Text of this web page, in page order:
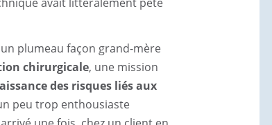
plumeau façon grand-mère
chirurgicale, une mission
des risques liés aux
peu trop enthousiaste